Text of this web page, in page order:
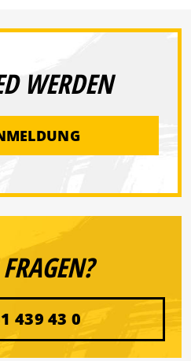
WERDEN
439 43 0